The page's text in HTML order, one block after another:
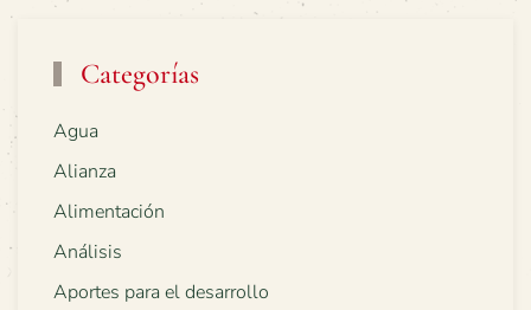
Categorías
Agua
Alianza
Alimentación
Análisis
Aportes para el desarrollo